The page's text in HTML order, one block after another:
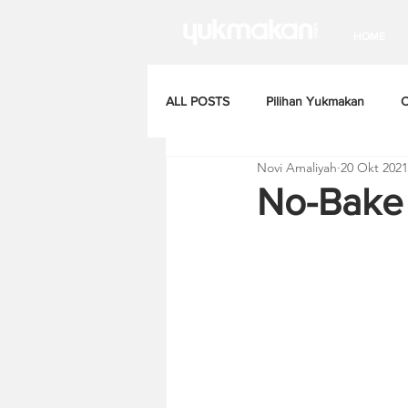
ALL POSTS Pilihan Yukmakan
No-
Novi Amaliyah 20 Okt 2021